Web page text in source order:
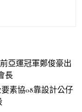
亞運冠軍鄭俊豪出
長
素協08靠設計公仔